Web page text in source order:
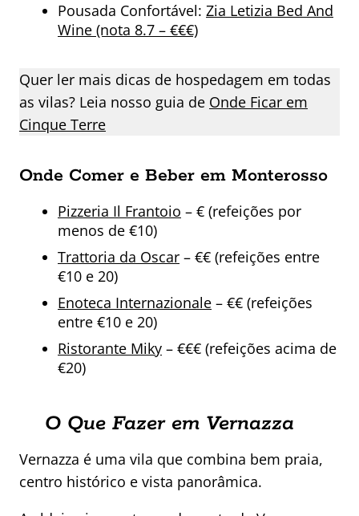
Pousada Confortável: Zia Letizia Bed And
Wine (nota 8.7 – €€€)
Quer ler mais dicas de hospedagem em todas
as vilas? Leia nosso guia de Onde Ficar em
Cinque Terre
Onde Comer e Beber em Monterosso
Pizzeria Il Frantoio – € (refeições por
menos de €10)
Trattoria da Oscar – €€ (refeições entre
€10 e 20)
Enoteca Internazionale – €€ (refeições
entre €10 e 20)
Ristorante Miky – €€€ (refeições acima de
€20)
O Que Fazer em Vernazza
Vernazza é uma vila que combina bem praia,
centro histórico e vista panorâmica.